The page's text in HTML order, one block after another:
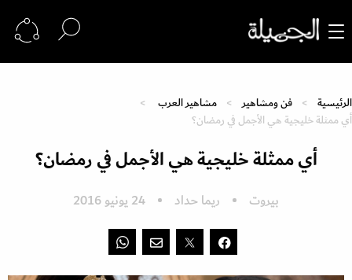
الرئيسية فن ومشاهير
مشاهير العرب
أي ممثلة خليجية هي الأجمل في رمضان؟
أي ممثلة خليجية هي الأجمل في رمضان؟
بيروت ريما حداد 24 يونيو 2016